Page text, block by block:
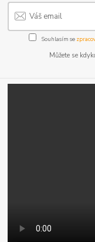
Souhlasím se
Můžete se